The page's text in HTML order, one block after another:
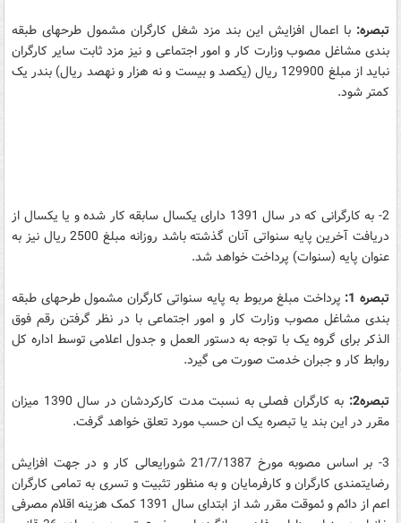
تبصره: با اعمال افزایش این بند مزد شغل کارگران مشمول طرحهای طبقه
بندی مشاغل مصوب وزارت کار و امور اجتماعی و نیز مزد ثابت سایر کارگران
نباید از مبلغ 129900 ریال (یکصد و بیست و نه هزار و نهصد ریال) بندر یک
کمتر شود.
2- به کارگرانی که در سال 1391 دارای یکسال سابقه کار شده و یا یکسال از
دریافت آخرین پایه سنواتی آنان گذشته باشد روزانه مبلغ 2500 ریال نیز به
عنوان پایه (سنوات) پرداخت خواهد شد.
تبصره 1:
پرداخت مبلغ مربوط به پایه سنواتی کارگران مشمول طرحهای طبقه
بندی مشاغل مصوب وزارت کار و امور اجتماعی با در نظر گرفتن رقم فوق
الذکر برای گروه یک با توجه به دستور العمل و جدول اعلامی توسط اداره کل
روابط کار و جبران خدمت صورت می گیرد.
تبصره2:
به کارگران فصلی به نسبت مدت کارکردشان در سال 1390 میزان
مقرر در این بند یا تبصره یک ان حسب مورد تعلق خواهد گرفت.
3- بر اساس مصوبه مورخ 21/7/1387 شورایعالی کار و در جهت افزایش
رضایتمندی کارگران و کارفرمایان و به منظور تثبیت و تسری به تمامی کارگران
اعم از دائم و ئموقت مقرر شد از ابتدای سال 1391 کمک هزینه اقلام مصرفی